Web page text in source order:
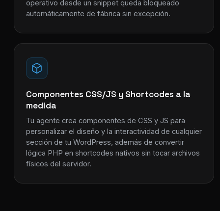
operativo desde un snippet queda bloqueado
automáticamente de fábrica sin excepción.
Componentes CSS/JS y Shortcodes a la
medida
Tu agente crea componentes de CSS y JS para
personalizar el diseño y la interactividad de cualquier
sección de tu WordPress, además de convertir
lógica PHP en shortcodes nativos sin tocar archivos
físicos del servidor.